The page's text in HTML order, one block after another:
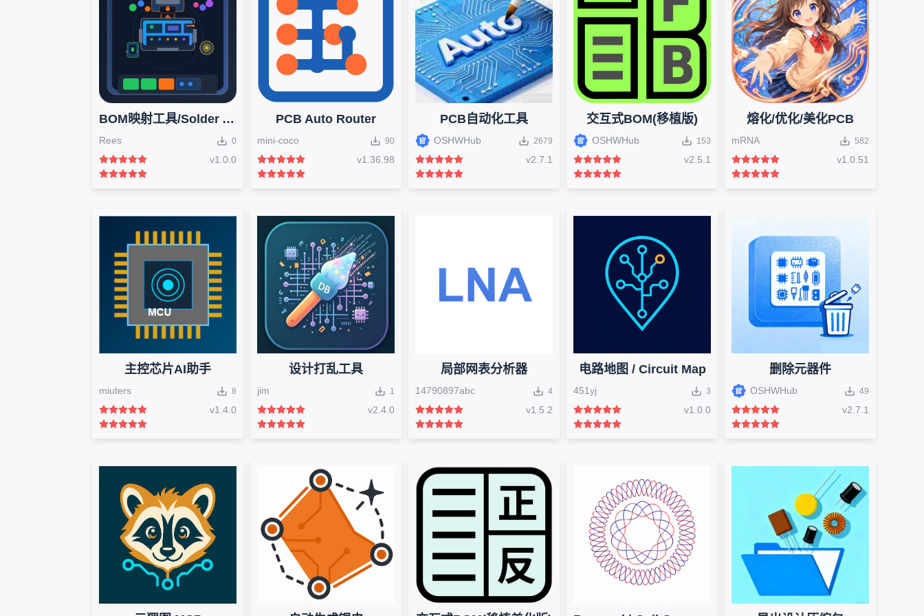
BOM映射工具/Solder Assistant
Rees 0
v1.0.0
PCB Auto Router
mini-coco 90
v1.36.98
PCB自动化工具
OSHWHub 2679
v2.7.1
交互式BOM(移植版)
OSHWHub 153
v2.5.1
熔化/优化/美化PCB
mRNA 582
v1.0.51
主控芯片AI助手
miuters 8
v1.4.0
设计打乱工具
jim 1
v2.4.0
局部网表分析器
14790897abc 4
v1.5.2
电路地图 / Circuit Map
451yj 3
v1.0.0
删除元器件
OSHWHub 49
v2.7.1